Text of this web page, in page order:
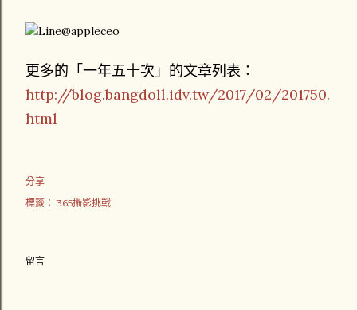
更多的「一年五十次」的文章列表：
http://blog.bangdoll.idv.tw/2017/02/201750.
html
分享
標籤： 365攝影挑戰
留言